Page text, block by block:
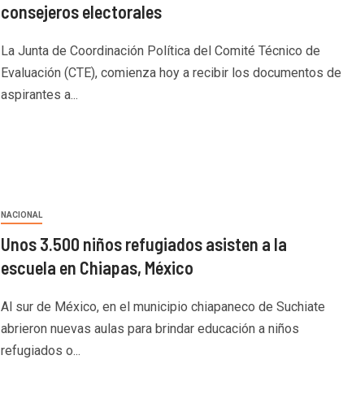
consejeros electorales
La Junta de Coordinación Política del Comité Técnico de
Evaluación (CTE), comienza hoy a recibir los documentos de
aspirantes a...
NACIONAL
Unos 3.500 niños refugiados asisten a la
escuela en Chiapas, México
Al sur de México, en el municipio chiapaneco de Suchiate
abrieron nuevas aulas para brindar educación a niños
refugiados o...